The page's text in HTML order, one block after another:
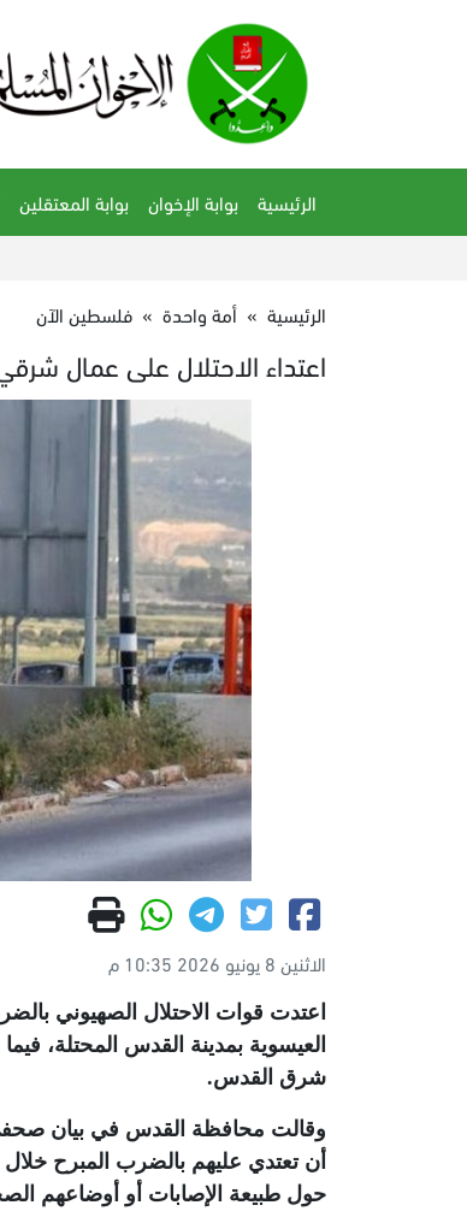
الرئيسية بوابة الإخوان بوابة المعتقلين
الرئيسية » أمة واحدة » فلسطين الآن
اعتداء الاحتلال على عمال
الاثنين 8 يونيو 2026 10:35 م
اعتدت قوات الاحتلال الصهيوني
العيسوية بمدينة القدس المحتلة،
شرق القدس.
وقالت محافظة القدس في بيان
أن تعتدي عليهم بالضرب المبرح
حول طبيعة الإصابات أو أوضاعهم